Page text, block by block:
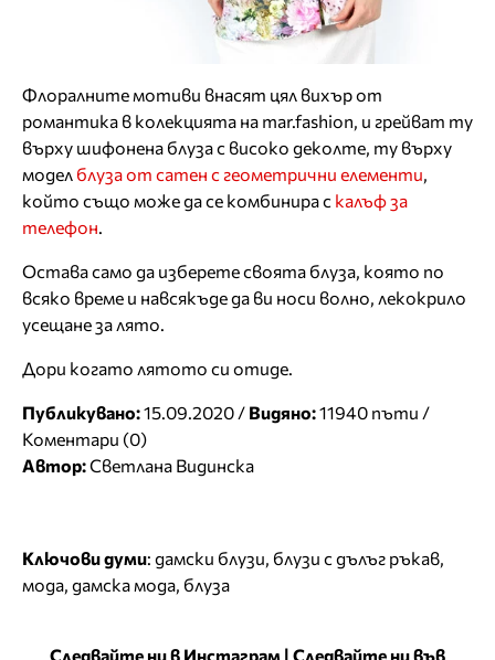
Флоралните мотиви внасят цял вихър от
романтика в колекцията на mar.fashion, и грейват ту
върху шифонена блуза с високо деколте, ту върху
модел блуза от сатен с геометрични елементи
който също може да се комбинира с калъф за
телефон
Остава само да изберете своята блуза, която по
всяко време и навсякъде да ви носи волно, лекокрило
усещане за лято.
Дори когато лятото си отиде.
Публикувано:15.09.2020 / Видяно:11940 пъти /
Коментари (0)
Автор:Светлана Видинска
Ключови думи: дамски блузи блузи с дълъг ръкав
мода дамска мода блуза
Следвайте ни в Инстаграм | Следвайте ни във